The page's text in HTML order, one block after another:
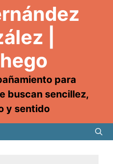
|
para
buscan sencillez,
y sentido